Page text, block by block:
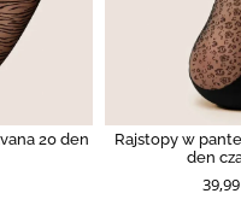
20 den
Rajstopy w
den
39,99